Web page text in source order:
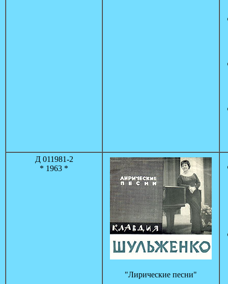
Д 011981-2
* 1963 *
"Лирические песни"